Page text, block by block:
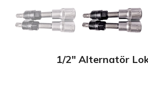
1/2″ Alternatör